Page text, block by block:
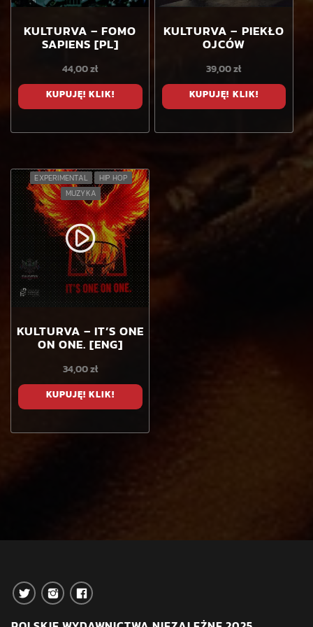
KULTURVA – FOMO
SAPIENS [PL]
44,00zł
KUPUJĘ! KLIK!
KULTURVA – PIEKŁO
OJCÓW
39,00zł
KUPUJĘ! KLIK!
play_circle_filled
EXPERIMENTAL
HIP HOP
MUZYKA
KULTURVA – IT’S ONE
ON ONE. [ENG]
34,00zł
KUPUJĘ! KLIK!